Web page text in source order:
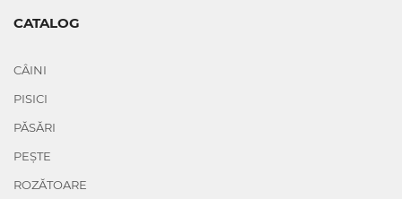
CATALOG
CÂINI
PISICI
PĂSĂRI
PEȘTE
ROZĂTOARE